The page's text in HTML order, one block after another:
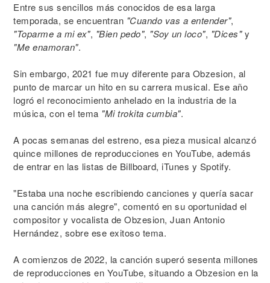
Entre sus sencillos más conocidos de esa larga
temporada, se encuentran "Cuando vas a entender",
"Toparme a mi ex", "Bien pedo", "Soy un loco", "Dices"y
"Me enamoran".
Sin embargo, 2021 fue muy diferente para Obzesion, al
punto de marcar un hito en su carrera musical. Ese año
logró el reconocimiento anhelado en la industria de la
música, con el tema "Mi trokita cumbia".
A pocas semanas del estreno, esa pieza musical alcanzó
quince millones de reproducciones en YouTube, además
de entrar en las listas de Billboard, iTunes y Spotify.
"Estaba una noche escribiendo canciones y quería sacar
una canción más alegre", comentó en su oportunidad el
compositor y vocalista de Obzesion, Juan Antonio
Hernández, sobre ese exitoso tema.
A comienzos de 2022, la canción superó sesenta millones
de reproducciones en YouTube, situando a Obzesion en la